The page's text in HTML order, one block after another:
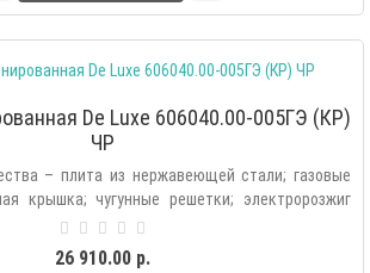
De Luxe 606040.00-005ГЭ (КР)
ЧР
– плита из нержавеющей стали; газовые
крышка; чугунные решетки; электророзжиг
26 910.00 р.